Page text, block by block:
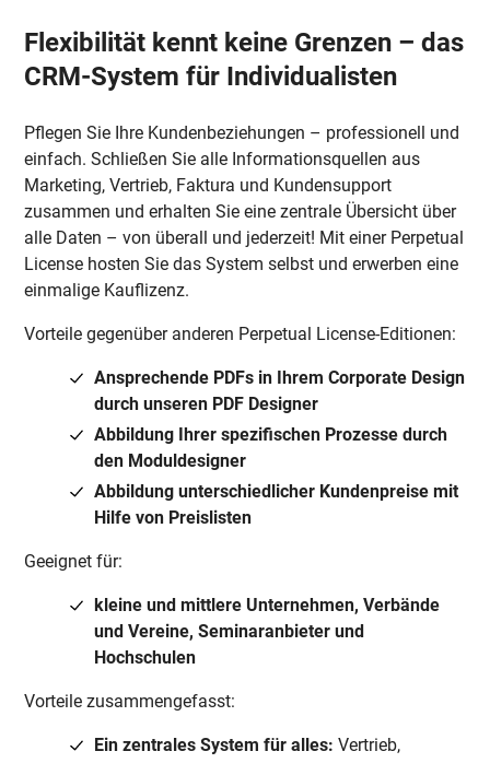
Flexibilität kennt keine Grenzen – das
CRM-System für Individualisten
Pflegen Sie Ihre Kundenbeziehungen – professionell und
einfach. Schließen Sie alle Informationsquellen aus
Marketing, Vertrieb, Faktura und Kundensupport
zusammen und erhalten Sie eine zentrale Übersicht über
alle Daten – von überall und jederzeit! Mit einer Perpetual
License hosten Sie das System selbst und erwerben eine
einmalige Kauflizenz.
Vorteile gegenüber anderen Perpetual License-Editionen:
Ansprechende PDFs in Ihrem Corporate Design
durch unseren PDF Designer
Abbildung Ihrer spezifischen Prozesse durch
den Moduldesigner
Abbildung unterschiedlicher Kundenpreise mit
Hilfe von Preislisten
Geeignet für:
kleine und mittlere Unternehmen, Verbände
und Vereine, Seminaranbieter und
Hochschulen
Vorteile zusammengefasst:
Ein zentrales System für alles: Vertrieb,